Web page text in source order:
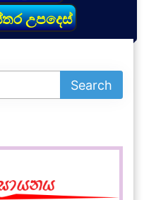
උපදෙස්